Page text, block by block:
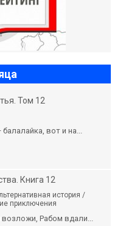
Том 12
вот и на...
Книга 12
история /
приключения
Рабом вдали...